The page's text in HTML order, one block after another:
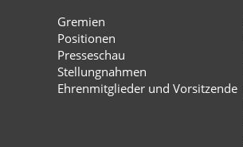
Gremien
Positionen
Presseschau
Stellungnahmen
Ehrenmitglieder und Vorsitzende